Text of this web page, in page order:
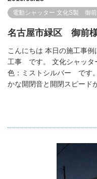
電動シャッター 文化S製 御前
名古屋市緑区 御前
こんにちは 本日の施工事
工事 です。 文化シャッ
色：ミストシルバー です
かな開閉音と開閉スピード